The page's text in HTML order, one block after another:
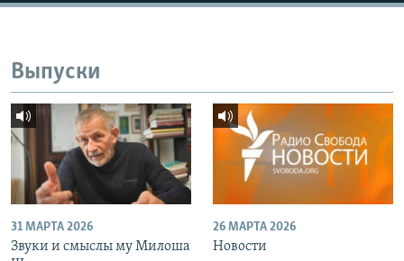
Выпуски
31 МАРТА 2026
Звуки и смыслы му Милоша
26 МАРТА 2026
Новости